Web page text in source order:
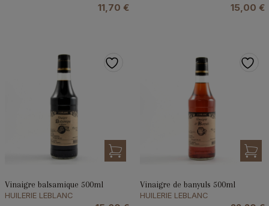
11,70 € 15,00 €
Vinaigre balsamique 500ml
HUILERIE LEBLANC
Vinaigre de banyuls 500ml
HUILERIE LEBLANC